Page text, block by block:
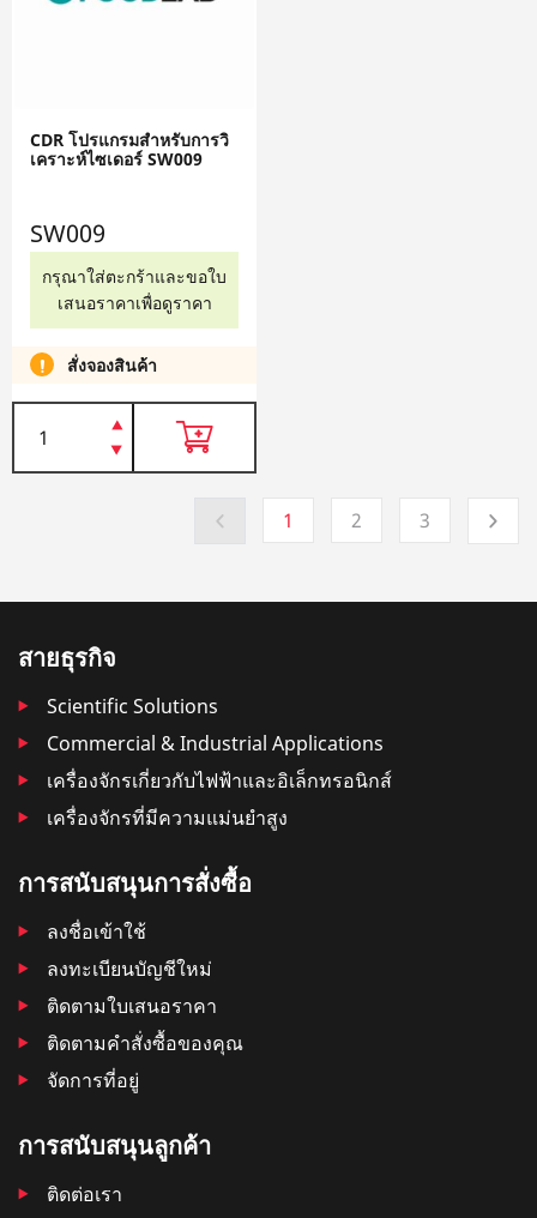
CDR โปรแกรมสำหรับการวิ
เคราะห์ไซเดอร์ SW009
SW009
กรุณาใส่ตะกร้าและขอใบ
เสนอราคาเพื่อดูราคา
สั่งจองสินค้า
1 2 3
สายธุรกิจ
Scientific Solutions
Commercial & Industrial Applications
เครื่องจักรเกี่ยวกับไฟฟ้าและอิเล็กทรอนิกส์
เครื่องจักรที่มีความแม่นยำสูง
การสนับสนุนการสั่งซื้อ
ลงชื่อเข้าใช้
ลงทะเบียนบัญชีใหม่
ติดตามใบเสนอราคา
ติดตามคําสั่งซื้อของคุณ
จัดการที่อยู่
การสนับสนุนลูกค้า
ติดต่อเรา